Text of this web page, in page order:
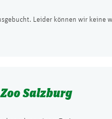
Leider können wir keine
Salzburg